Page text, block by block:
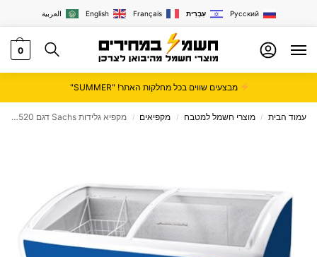
العربية English Français עִבְרִית Русский
0
מבצעים שווים בכל מחלקות האתר! "SUMMER"
עמוד הבית / מוצרי חשמל למטבח / מקפיאים / מקפיא גלידות Sachs דגם EF-520